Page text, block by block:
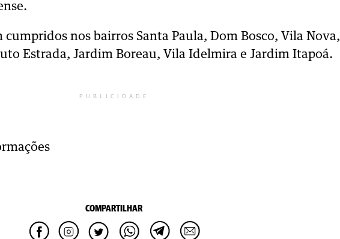
cumpridos nos bairros Santa Paula, Dom Bosco, Vila Nova,
Estrada, Jardim Boreau, Vila Idelmira e Jardim Itapoá.
PUBLICIDADE
COMPARTILHAR